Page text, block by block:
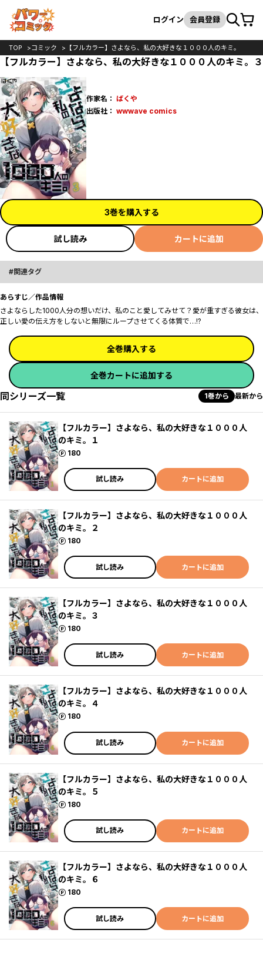
検索
ログイン 会員登録カート
TOP コミック 【フルカラー】さよなら、私の大好きな１０００人のキミ。
【フルカラー】さよなら、私の大好きな１０００人のキミ。３
作家名： ばくや
出版社： wwwave comics
3巻を購入する
試し読み カートに追加
関連タグ
あらすじ／作品情報
さよならした1000人分の想いだけ、私のこと愛してみせて？――愛が重すぎる彼女は、
正しい愛の伝え方をしないと無限にループさせてくる体質で…!?
全巻購入する
全巻カートに追加する
同シリーズ一覧 1巻から 最新から
【フルカラー】さよなら、私の大好きな１０００人
のキミ。１
180
ポイント
試し読み カートに追加
【フルカラー】さよなら、私の大好きな１０００人
のキミ。２
180
ポイント
試し読み カートに追加
【フルカラー】さよなら、私の大好きな１０００人
のキミ。３
180
ポイント
試し読み カートに追加
【フルカラー】さよなら、私の大好きな１０００人
のキミ。４
180
ポイント
試し読み カートに追加
【フルカラー】さよなら、私の大好きな１０００人
のキミ。５
180
ポイント
試し読み カートに追加
【フルカラー】さよなら、私の大好きな１０００人
のキミ。６
180
ポイント
試し読み カートに追加